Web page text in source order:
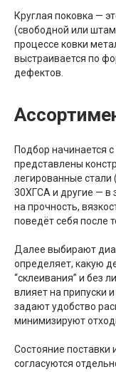
Круглая поковка —
(свободной или
процессе ковки
выстраивается по
дефектов.
Подбор начинается
представлены
легированные
30ХГСА и другие — в
на прочность,
поведёт себя после
Далее выбирают
определяет, какую
“склеивания” и без
влияет на припуски
задают удобство
минимизируют
Состояние поставки
согласуются